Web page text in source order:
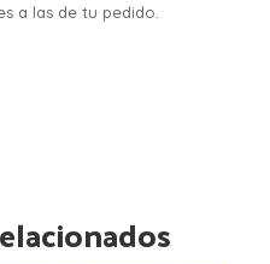
a las de tu pedido.